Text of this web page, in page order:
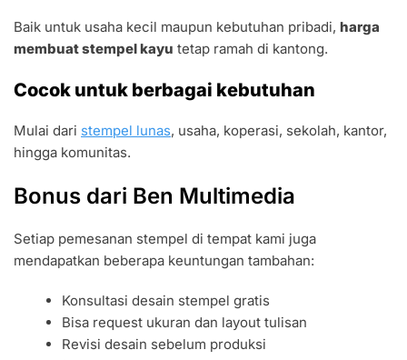
Baik untuk usaha kecil maupun kebutuhan pribadi, harga
membuat stempel kayu tetap ramah di kantong.
Cocok untuk berbagai kebutuhan
Mulai dari stempel lunas, usaha, koperasi, sekolah, kantor,
hingga komunitas.
Bonus dari Ben Multimedia
Setiap pemesanan stempel di tempat kami juga
mendapatkan beberapa keuntungan tambahan:
Konsultasi desain stempel gratis
Bisa request ukuran dan layout tulisan
Revisi desain sebelum produksi